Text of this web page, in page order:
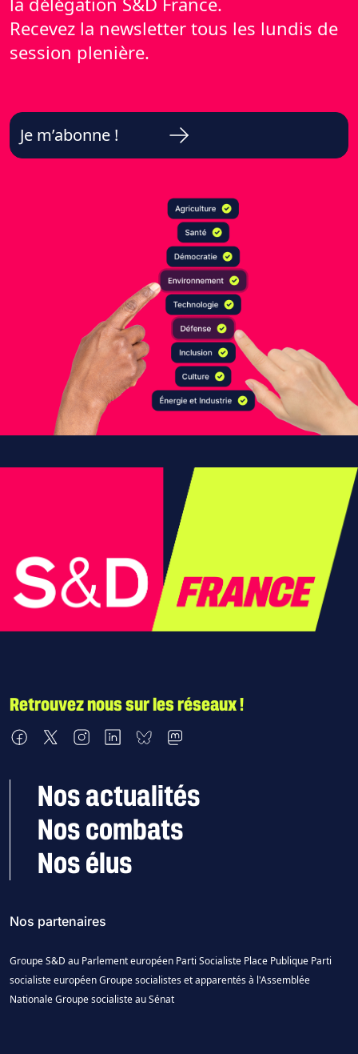
Recevez la newsletter tous les lundis de
session plenière.
Je m’abonne !
Retrouvez nous sur les réseaux !
Nous retrouver sur Facebook
Nous retrouver sur X
Nous retrouver sur Instagram
Nous retrouver sur LinkedIn
Nous retrouver sur Bluesky
Nous retrouver sur Mastodon
Nos actualités
Nos combats
Nos élus
Nos partenaires
Groupe S&D au Parlement européen Parti Socialiste Place Publique Parti
socialiste européenGroupe socialistes et apparentés à l'Assemblée
NationaleGroupe socialiste au Sénat